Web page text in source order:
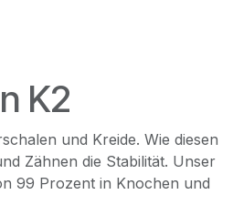
K2
und Kreide. Wie diesen
Zähnen die Stabilität. Unser
99 Prozent in Knochen und